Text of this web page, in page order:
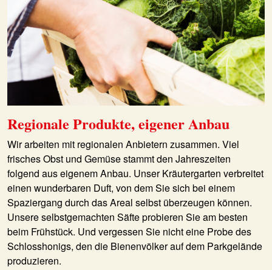
Regionale Produkte, eigener Anbau
Wir arbeiten mit regionalen Anbietern zusammen. Viel
frisches Obst und Gemüse stammt den Jahreszeiten
folgend aus eigenem Anbau. Unser Kräutergarten verbreitet
einen wunderbaren Duft, von dem Sie sich bei einem
Spaziergang durch das Areal selbst überzeugen können.
Unsere selbstgemachten Säfte probieren Sie am besten
beim Frühstück. Und vergessen Sie nicht eine Probe des
Schlosshonigs, den die Bienenvölker auf dem Parkgelände
produzieren.